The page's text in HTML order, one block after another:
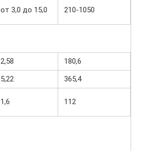
от 3,0 до 15,0 210-1050
2,58
180,6
5,22
365,4
1,6 112